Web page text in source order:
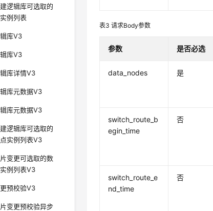
逻辑库可选取的
例列表
库V3
库V3
库详情V3
库元数据V3
库元数据V3
逻辑库可选取的
实例列表V3
变更可选取的数
例列表V3
预校验V3
变更预校验异步
表3请求Body参数
参数 是否必选
data_nodes 是
switch_route_b
egin_time
否
switch_route_e
nd_time
否